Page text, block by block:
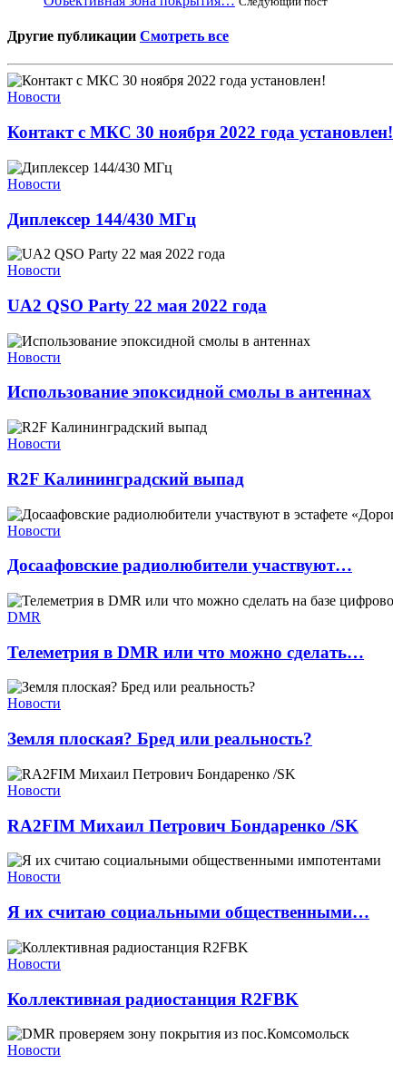
Другие публикации Смотреть все
Новости
Контакт с МКС 30 ноября 2022 года установлен!
Новости
Диплексер 144/430 МГц
Новости
UA2 QSO Party 22 мая 2022 года
Новости
Использование эпоксидной смолы в антеннах
Новости
R2F Калининградский выпад
Новости
Досаафовские радиолюбители участвуют…
DMR
Телеметрия в DMR или что можно сделать…
Новости
Земля плоская? Бред или реальность?
Новости
RA2FIM Михаил Петрович Бондаренко /SK
Новости
Я их считаю социальными общественными…
Новости
Коллективная радиостанция R2FBK
Новости